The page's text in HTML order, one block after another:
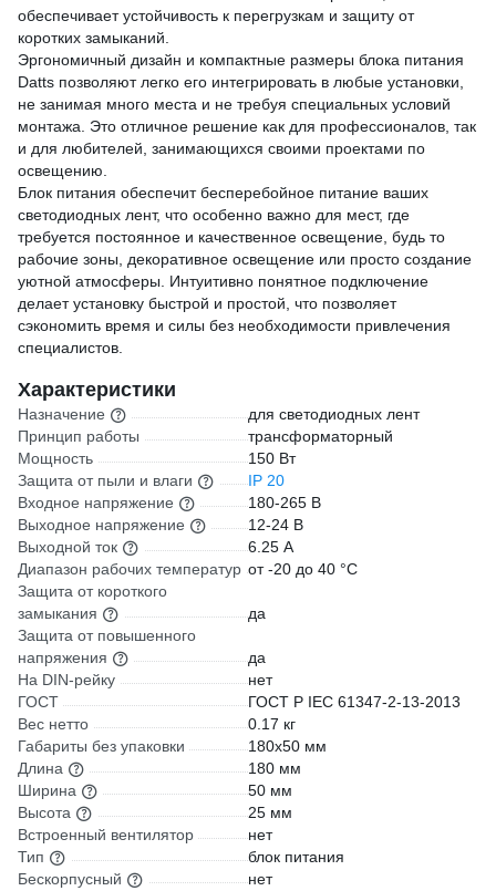
обеспечивает устойчивость к перегрузкам и защиту от
коротких замыканий.
Эргономичный дизайн и компактные размеры блока питания
Datts позволяют легко его интегрировать в любые установки,
не занимая много места и не требуя специальных условий
монтажа. Это отличное решение как для профессионалов, так
и для любителей, занимающихся своими проектами по
освещению.
Блок питания обеспечит бесперебойное питание ваших
светодиодных лент, что особенно важно для мест, где
требуется постоянное и качественное освещение, будь то
рабочие зоны, декоративное освещение или просто создание
уютной атмосферы. Интуитивно понятное подключение
делает установку быстрой и простой, что позволяет
сэкономить время и силы без необходимости привлечения
специалистов.
Характеристики
Назначение
для светодиодных лент
Принцип работы
трансформаторный
Мощность
150 Вт
Защита от пыли и влаги
IP 20
Входное напряжение
180-265 В
Выходное напряжение
12-24 В
Выходной ток
6.25 А
Диапазон рабочих температур от -20 до 40 °С
Защита от короткого
замыкания
да
Защита от повышенного
напряжения
да
На DIN-рейку
нет
ГОСТ
ГОСТ Р IEC 61347-2-13-2013
Вес нетто
0.17 кг
Габариты без упаковки
180х50 мм
Длина
180 мм
Ширина
50 мм
Высота
25 мм
Встроенный вентилятор
нет
Тип
блок питания
Бескорпусный
нет